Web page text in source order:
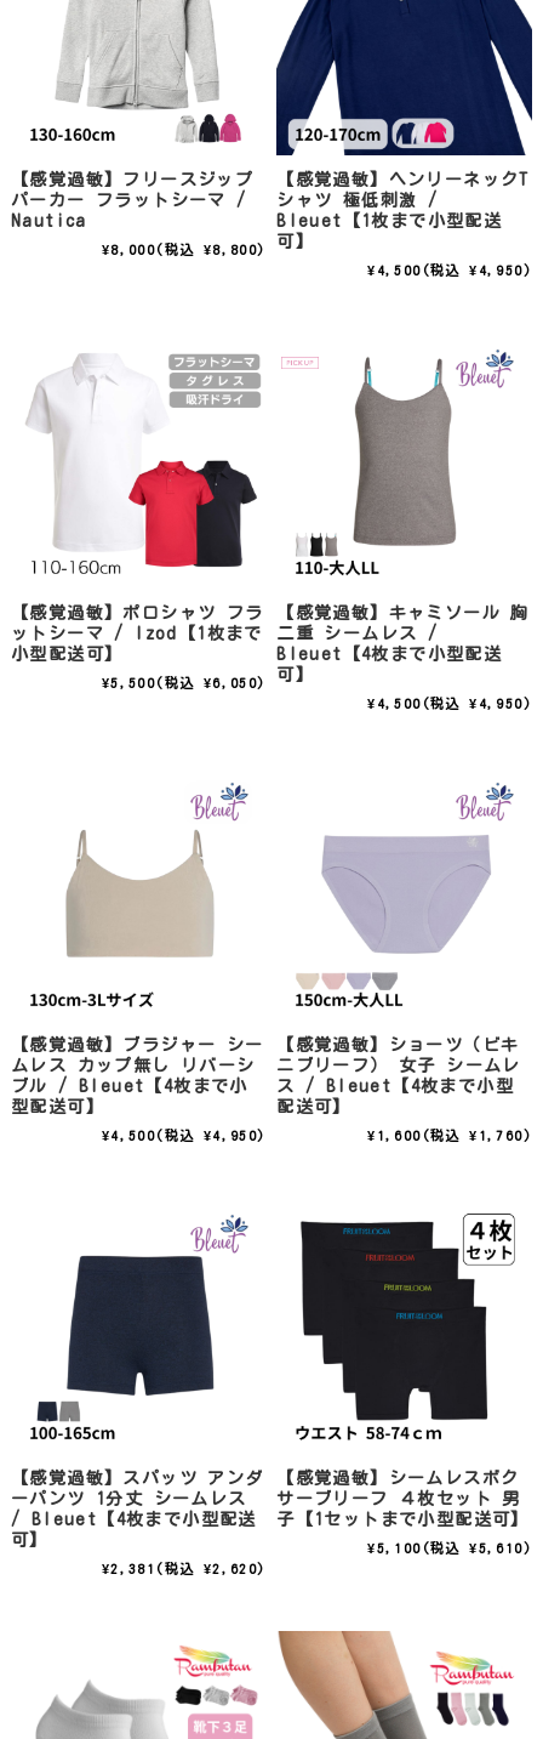
【感覚過敏】フリースジップ
パーカー フラットシーマ /
Nautica
¥8,000(税込 ¥8,800)
【感覚過敏】ヘンリーネックT
シャツ 極低刺激 /
Bleuet【1枚まで小型配送
可】
¥4,500 (税込 ¥4,950)
【感覚過敏】ポロシャツ フラ
ットシーマ / Izod【1枚まで
小型配送可】
¥5,500(税込 ¥6,050)
【感覚過敏】キャミソール 胸
二重 シームレス /
Bleuet【4枚まで小型配送
可】
¥4,500 (税込 ¥4,950)
【感覚過敏】ブラジャー シー
ムレス カップ無し リバーシ
ブル / Bleuet【4枚まで小
型配送可】
¥4,500(税込 ¥4,950)
【感覚過敏】ショーツ（ビキ
ニブリーフ） 女子 シームレ
ス / Bleuet【4枚まで小型
配送可】
¥1,600 (税込 ¥1,760)
【感覚過敏】スパッツ アンダ
ーパンツ 1分丈 シームレス
/ Bleuet【4枚まで小型配送
可】
¥2,381 (税込 ¥2,620)
【感覚過敏】シームレスボク
サーブリーフ ４枚セット 男
子【1セットまで小型配送可】
¥5,100 (税込 ¥5,610)